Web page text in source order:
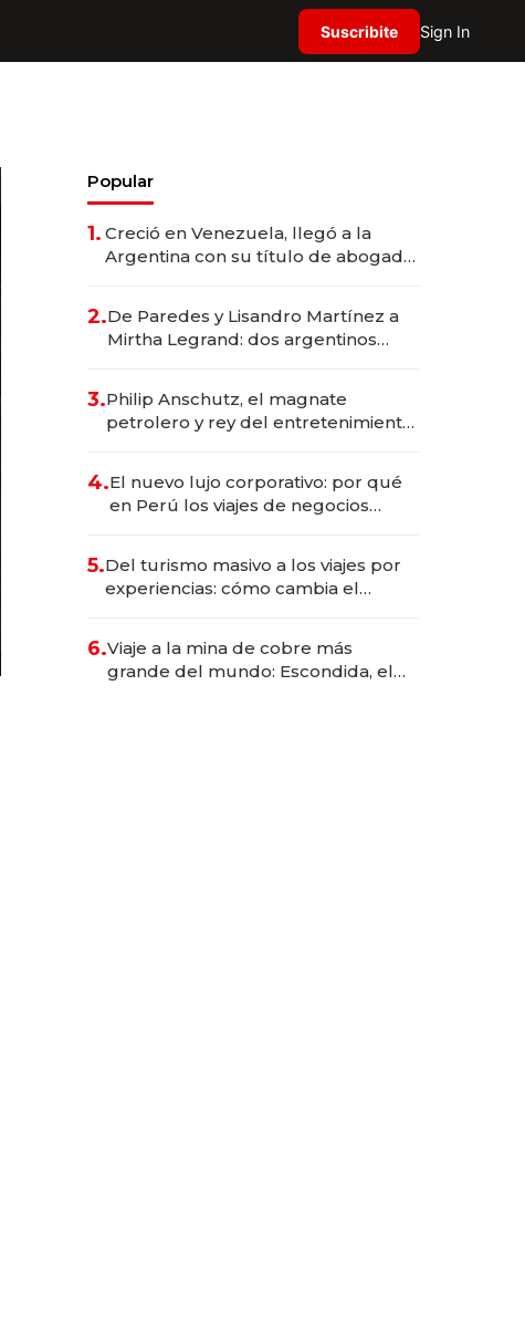
Suscribite Sign In
Popular
1. Creció en Venezuela, llegó a la
Argentina con su título de abogado
marcas "fast premium"
2.De Paredes y Lisandro Martínez a
Mirtha Legrand: dos argentinos
3.Philip Anschutz, el magnate
petrolero y rey del entretenimiento
4.El nuevo lujo corporativo: por qué
en Perú los viajes de negocios
transformadoras
5.Del turismo masivo a los viajes por
experiencias: cómo cambia el
6.Viaje a la mina de cobre más
grande del mundo: Escondida, el